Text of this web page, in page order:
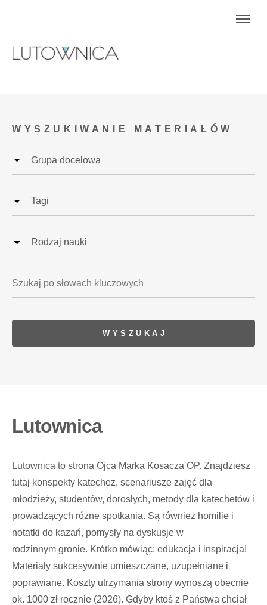
WYSZUKIWANIE MATERIAŁÓW
Lutownica
Lutownica to strona Ojca Marka Kosacza OP. Znajdziesz
tutaj konspekty katechez, scenariusze zajęć dla
młodzieży, studentów, dorosłych, metody dla katechetów i
prowadzących różne spotkania. Są również homilie i
notatki do kazań, pomysły na dyskusje w
rodzinnym gronie. Krótko mówiąc: edukacja i inspiracja!
Materiały sukcesywnie umieszczane, uzupełniane i
poprawiane. Koszty utrzymania strony wynoszą obecnie
ok. 1000 zł rocznie (2026). Gdyby ktoś z Państwa chciał